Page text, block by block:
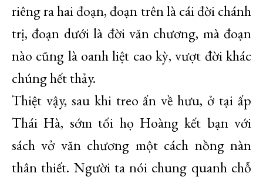
riêng ra hai đoạn, đoạn trên là cái đời chánh
trị, đoạn dưới là đời văn chương, mà đoạn
nào cũng là oanh liệt cao kỳ, vượt đời khác
chúng hết thảy.
Thiệt vậy, sau khi treo ấn về hưu, ở tại ấp
Thái Hà, sớm tối họ Hoàng kết bạn với
sách vở văn chương một cách nồng nàn
thân thiết. Người ta nói chung quanh chỗ